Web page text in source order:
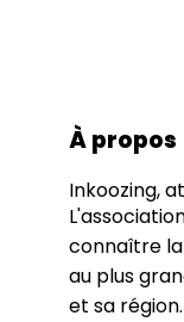
À propos
Inkoozing,
connaître
au plus
et sa région.